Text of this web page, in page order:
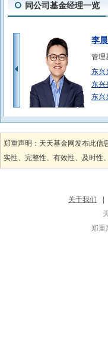
同公司基金经理一览
李
管理
东兴
东兴
东兴
李
管理
东兴
东兴
管
东兴
郑重声明：天天基金网发布此信
实性、完整性、有效性、及时性
关于我们
郑重